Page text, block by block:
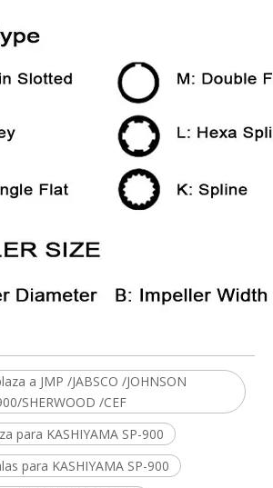
a JMP /JABSCO /JOHNSON
SHERWOOD /CEF
para KASHIYAMA SP-900
para KASHIYAMA SP-900